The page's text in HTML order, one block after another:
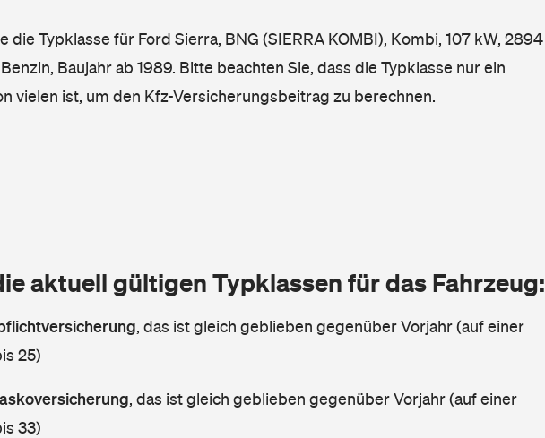
die Typklasse für Ford Sierra, BNG (SIERRA KOMBI), Kombi, 107 kW, 2894
Baujahr ab 1989. Bitte beachten Sie, dass die Typklasse nur ein
vielen ist, um den Kfz-Versicherungsbeitrag zu berechnen.
aktuell gültigen Typklassen für das Fahrzeug:
, das ist gleich geblieben gegenüber Vorjahr (auf einer
25)
, das ist gleich geblieben gegenüber Vorjahr (auf einer
33)